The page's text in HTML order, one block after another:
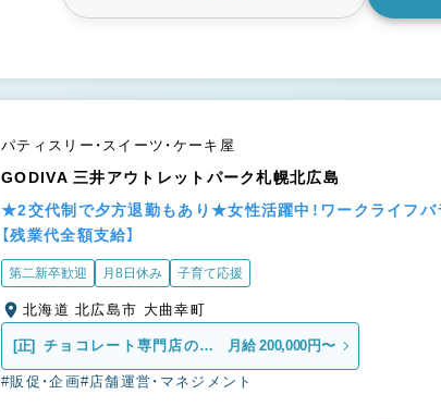
パティスリー・スイーツ・ケーキ屋
GODIVA 三井アウトレットパーク札幌北広島
★2交代制で夕方退勤もあり★女性活躍中！ワークライフ
【残業代全額支給】
第二新卒歓迎 月8日休み 子育て応援
北海道 北広島市 大曲幸町
[正]
チョコレート専門店の販
売スタッフ
月給 200,000円〜
#販促・企画#店舗運営・マネジメント